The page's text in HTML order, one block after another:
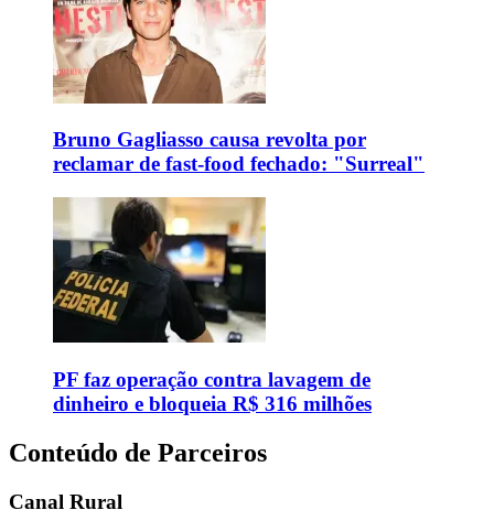
Bruno Gagliasso causa revolta por
reclamar de fast-food fechado: "Surreal"
PF faz operação contra lavagem de
dinheiro e bloqueia R$ 316 milhões
Conteúdo de Parceiros
Canal Rural